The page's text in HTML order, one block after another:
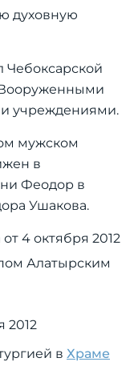
духовную
Чебоксарской
учреждениями.
мужском
в
Феодор в
Ушакова.
4 октября 2012
Алатырским
2012
в Храме